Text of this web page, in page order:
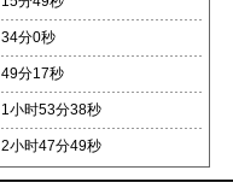
34分0秒
49分17秒
1小时53分38秒
2小时47分49秒